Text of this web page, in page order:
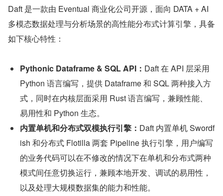
Daft 是一款由 Eventual 商业化公司开源，面向 DATA + AI
多模态数据处理与分析场景的高性能分布式计算引擎，具备
如下核心特性：
Pythonic Dataframe & SQL API： Daft 在 API 层采用
Python 语言编写，提供 Dataframe 和 SQL 两种接入方
式，同时在内核层面采用 Rust 语言编写，兼顾性能、
易用性和 Python 生态。
内置单机和分布式双模执行引擎： Daft 内置单机 Swordf
ish 和分布式 Flotilla 两套 Pipeline 执行引擎，用户编写
的业务代码可以在不修改的情况下在单机和分布式两种
模式间任意切换运行，兼顾本地开发、调试的易用性，
以及处理大规模数据集的能力和性能。